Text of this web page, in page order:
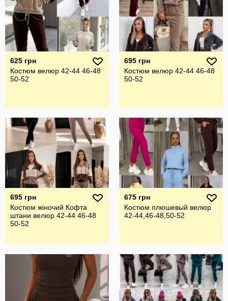
625 грн
Костюм велюр 42-44 46-48
50-52
695 грн
Костюм велюр 42-44 46-48
50-52
695 грн
Костюм жіночий Кофта
штани велюр 42-44 46-48
50-52
675 грн
Костюм плюшевый велюр
42-44,46-48,50-52